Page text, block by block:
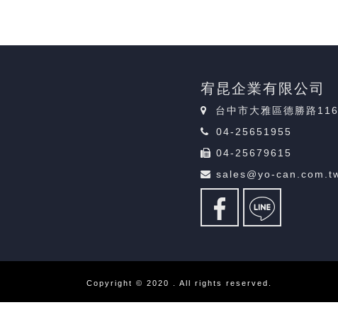
宥昆企業有限公司
台中市大雅區德勝路
04-25651955
04-25679615
sales@yo-
Copyright © 2020 . All rights reserved.